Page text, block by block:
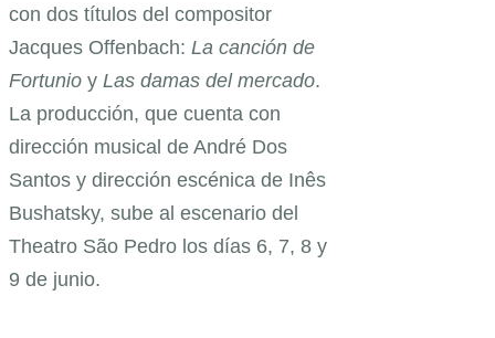
con dos títulos del compositor
Jacques Offenbach: La canción de
Fortunio y Las damas del mercado.
La producción, que cuenta con
dirección musical de André Dos
Santos y dirección escénica de Inês
Bushatsky, sube al escenario del
Theatro São Pedro los días 6, 7, 8 y
9 de junio.